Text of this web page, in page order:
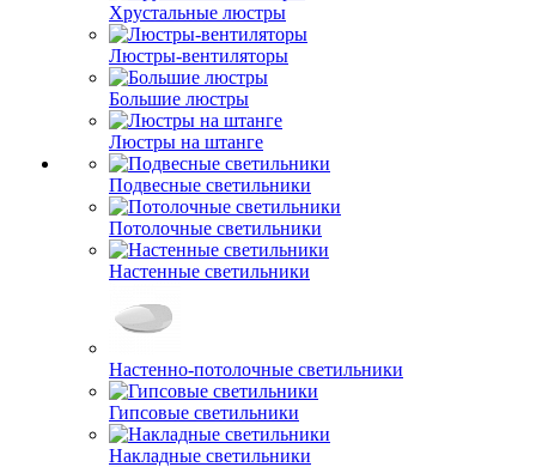
Хрустальные люстры
Люстры-вентиляторы
Большие люстры
Люстры на штанге
Подвесные светильники
Потолочные светильники
Настенные светильники
Настенно-потолочные светильники
Гипсовые светильники
Накладные светильники